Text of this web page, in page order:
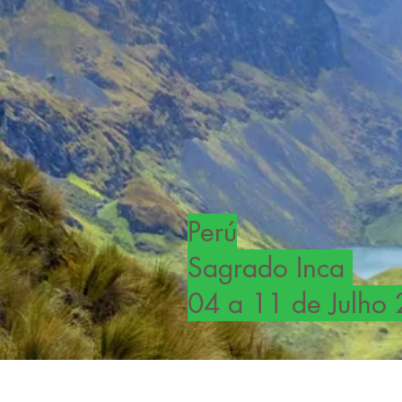
Perú
Sagrado Inca
04 a 11 de Julho